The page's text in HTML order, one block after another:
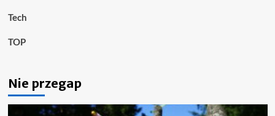
Tech
TOP
Nie przegap